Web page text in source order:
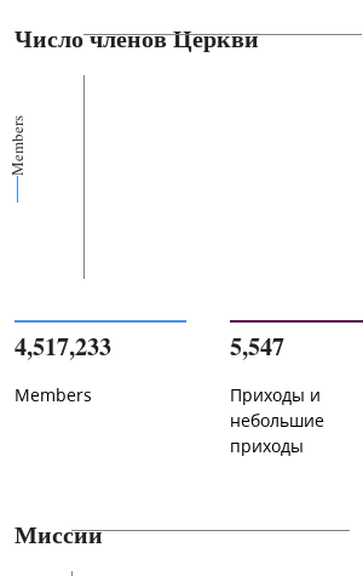
Число членов Церкви
Members
4,517,233
Members
5,547
Приходы и
небольшие
приходы
Миссии